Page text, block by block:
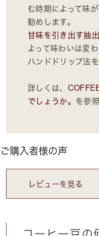
む時期によって味
勧めします。
甘味を引き出す抽
よって味わいは変
ハンドドリップ法
詳しくは、
でしょうか。 を参
ご購入者様の声
レビューを見る